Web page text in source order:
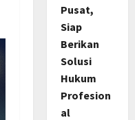
Pusat,
Siap
Berikan
Solusi
Hukum
Profesion
al